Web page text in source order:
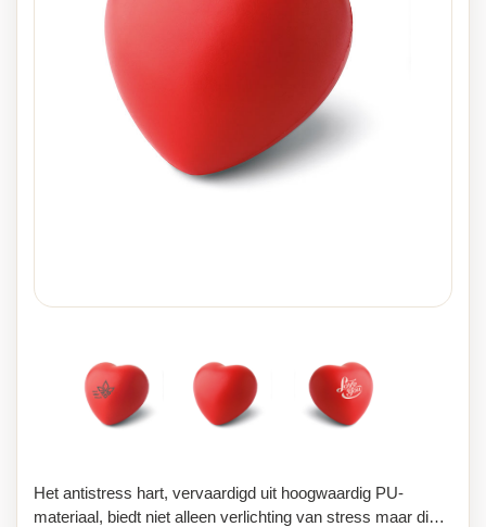
Het antistress hart, vervaardigd uit hoogwaardig PU-
materiaal, biedt niet alleen verlichting van stress maar dient